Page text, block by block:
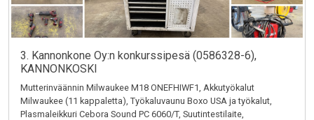
3. Kannonkone Oy:n konkurssipesä (0586328-6),
KANNONKOSKI
Mutterinväännin Milwaukee M18 ONEFHIWF1, Akkutyökalut
Milwaukee (11 kappaletta), Työkaluvaunu Boxo USA ja työkalut,
Plasmaleikkuri Cebora Sound PC 6060/T, Suutintestilaite,